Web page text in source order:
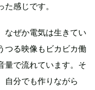
感じです。
なぜか電気は生きてい
つる映像もビカビカ働
量で流れています。そ
自分でも作りながら